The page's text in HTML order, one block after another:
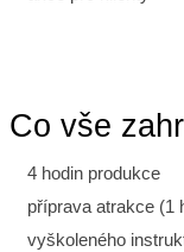
Co vše
4 hodin produkce
příprava atrakce (1
vyškoleného